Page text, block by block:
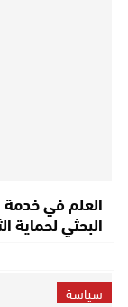
العلم في خدمة
البحثي لحماية
سياسة